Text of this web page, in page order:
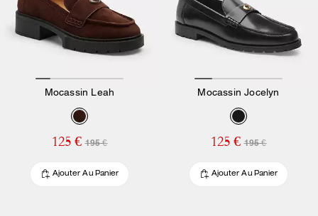
Mocassin Leah
125 € 195 €
Ajouter Au Panier
Mocassin Jocelyn
125 € 195 €
Ajouter Au Panier